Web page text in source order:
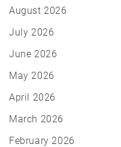
August 2026
July 2026
June 2026
May 2026
April 2026
March 2026
February 2026